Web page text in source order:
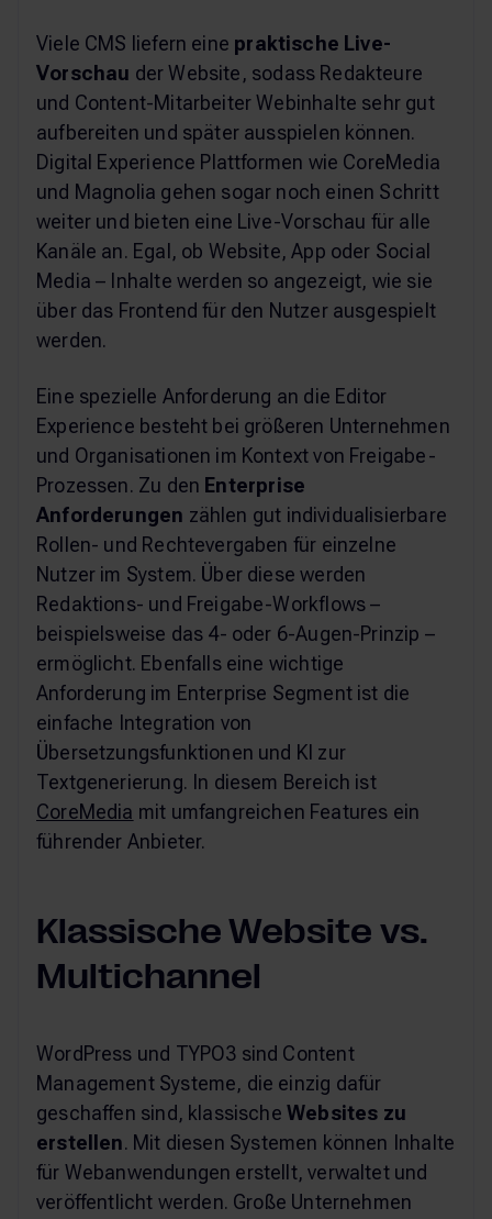
Viele CMS liefern eine praktische Live-
Vorschau der Website, sodass Redakteure
und Content-Mitarbeiter Webinhalte sehr gut
aufbereiten und später ausspielen können.
Digital Experience Plattformen wie CoreMedia
und Magnolia gehen sogar noch einen Schritt
weiter und bieten eine Live-Vorschau für alle
Kanäle an. Egal, ob Website, App oder Social
Media – Inhalte werden so angezeigt, wie sie
über das Frontend für den Nutzer ausgespielt
werden.
Eine spezielle Anforderung an die Editor
Experience besteht bei größeren Unternehmen
und Organisationen im Kontext von Freigabe-
Prozessen. Zu den Enterprise
Anforderungen zählen gut individualisierbare
Rollen- und Rechtevergaben für einzelne
Nutzer im System. Über diese werden
Redaktions- und Freigabe-Workflows –
beispielsweise das 4- oder 6-Augen-Prinzip –
ermöglicht. Ebenfalls eine wichtige
Anforderung im Enterprise Segment ist die
einfache Integration von
Übersetzungsfunktionen und KI zur
Textgenerierung. In diesem Bereich ist
CoreMedia mit umfangreichen Features ein
führender Anbieter.
Klassische Website vs.
Multichannel
WordPress und TYPO3 sind Content
Management Systeme, die einzig dafür
geschaffen sind, klassischeWebsites zu
erstellen. Mit diesen Systemen können Inhalte
für Webanwendungen erstellt, verwaltet und
veröffentlicht werden. Große Unternehmen